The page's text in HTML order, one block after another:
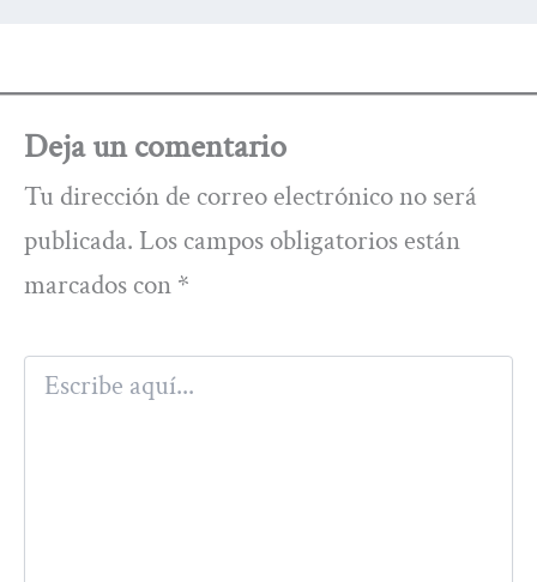
Deja un comentario
Tu dirección de correo electrónico no será
publicada. Los campos obligatorios están
marcados con *
Escribe
aquí...